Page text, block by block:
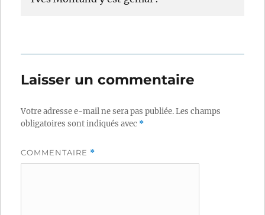
Laisser un commentaire
Votre adresse e-mail ne sera pas publiée.Les champs
obligatoires sont indiqués avec *
COMMENTAIRE *